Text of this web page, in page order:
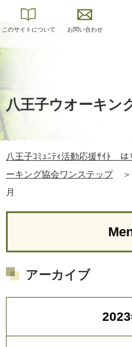
このサイトについて お問い合わせ
八王子ウオーキン
八王子ｺﾐｭﾆﾃｨ活動応援ｻｲﾄ は
ーキング協会ワンステップ
＞
月
アーカイブ